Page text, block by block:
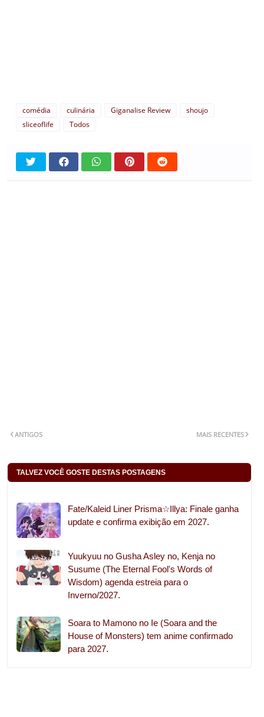
comédia culinária Giganalise Review
shoujo
sliceoflife
Todos
MAIS RECENTES
ANTIGOS
TALVEZ VOCÊ GOSTE DESTAS POSTAGENS
Fate/Kaleid Liner Prisma☆Illya: Finale ganha
update e confirma exibição em 2027.
Yuukyuu no Gusha Asley no, Kenja no
Susume (The Eternal Fool's Words of
Wisdom) agenda estreia para o
Inverno/2027.
Soara to Mamono no Ie (Soara and the
House of Monsters) tem anime confirmado
para 2027.